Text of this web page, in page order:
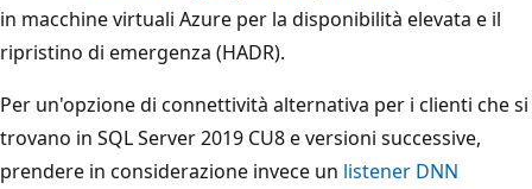
in macchine virtuali Azure per la disponibilità elevata e il
ripristino di emergenza (HADR).
Per un'opzione di connettività alternativa per i clienti che si
trovano in SQL Server 2019 CU8 e versioni successive,
prendere in considerazione invece un listener DNN